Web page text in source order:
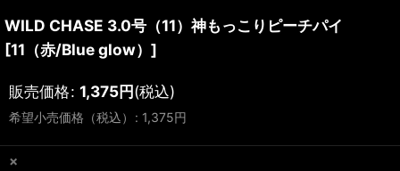
WILD CHASE 3.0号（11）神もっこりピーチパイ
[11（赤/Blue glow） ]
販売価格: 1,375円(税込)
希望小売価格（税込） : 1,375円
×